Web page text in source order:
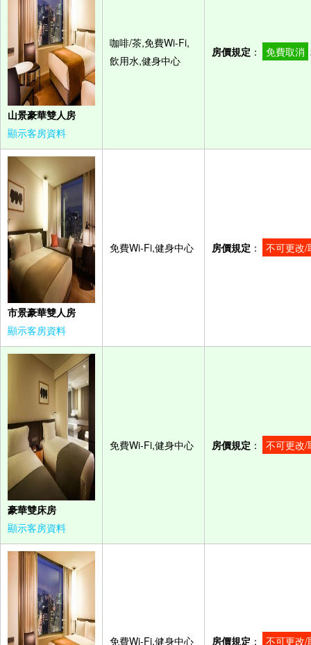
山景豪華雙人房
顯示客房資料
咖啡/茶,免費Wi-Fi,
飲用水,健身中心
房價規定 ： 免費取消
市景豪華雙人房
顯示客房資料
免費Wi-Fi,健身中心 房價規定 ： 不可更改/
豪華雙床房
顯示客房資料
免費Wi-Fi,健身中心 房價規定 ： 不可更改/
免費Wi-Fi,健身中心 房價規定 ： 不可更改/